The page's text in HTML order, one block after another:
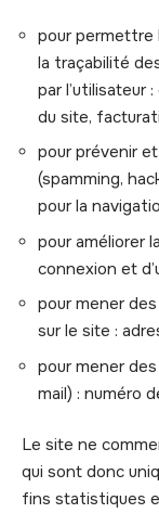
pour permettre
la traçabilité
par l’utilisateur
du site,
pour prévenir
(spamming,
pour la
pour améliorer
connexion et
pour mener
sur le site :
pour mener
mail) : numéro
Le site ne
qui sont donc
fins statistiques